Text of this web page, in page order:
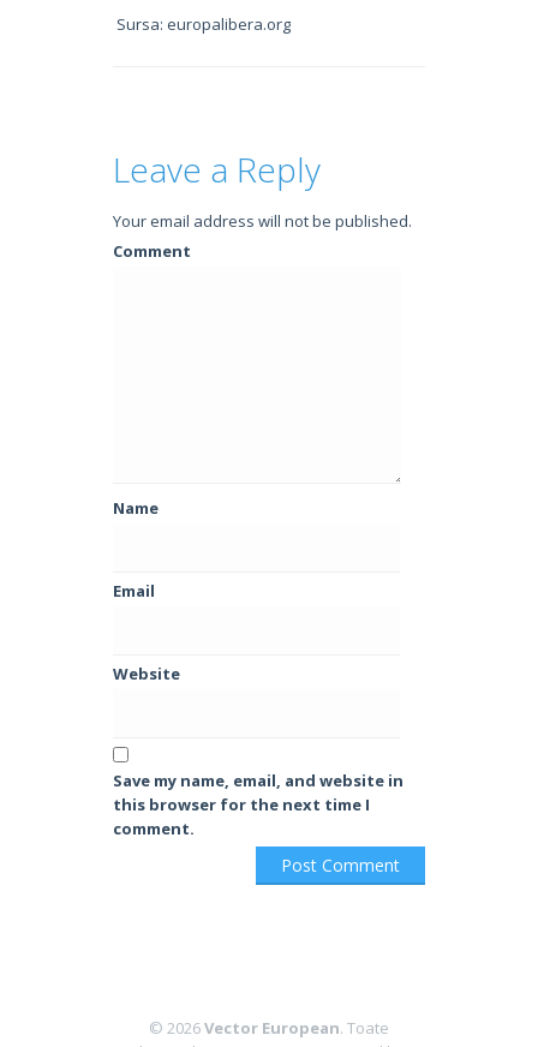
Sursa: europalibera.org
Leave a Reply
Your email address will not be published.
Comment
Name
Email
Website
Save my name, email, and website in
this browser for the next time I
comment.
© 2026Vector European. Toate